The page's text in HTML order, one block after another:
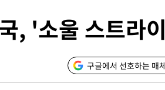
, '소울 스트라
구글에서 선호하는 매